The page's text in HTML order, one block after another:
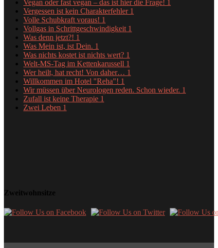
Vegan oder fast vegan – das ist hier die Frage! 1
Vergessen ist kein Charakterfehler 1
Volle Schubkraft voraus! 1
Vollgas in Schrittgeschwindigkeit 1
Was denn jetzt?! 1
Was Mein ist, ist Dein. 1
Was nichts kostet ist nichts wert? 1
Welt-MS-Tag im Kettenkarussell 1
Wer heilt, hat recht! Von daher… 1
Willkommen im Hotel "Reha"! 1
Wir müssen über Neurologen reden. Schon wieder. 1
Zufall ist keine Therapie 1
Zwei Leben 1
Zweitwohnsitze